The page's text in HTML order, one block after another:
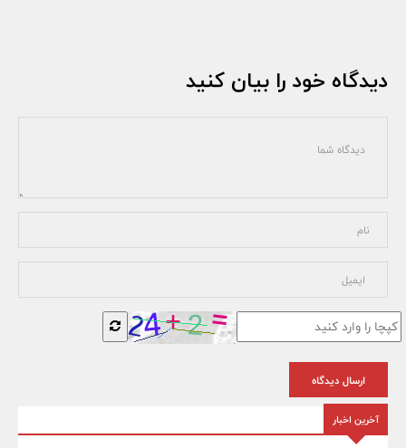
دیدگاه خود را بیان کنید
ارسال دیدگاه
آخرین اخبار